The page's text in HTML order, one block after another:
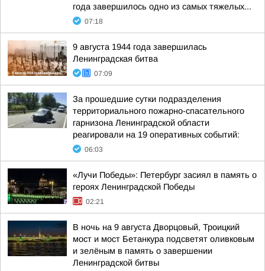
года завершилось одно из самых тяжелых...
07:18
9 августа 1944 года завершилась
Ленинградская битва
07:09
За прошедшие сутки подразделения
территориального пожарно-спасательного
гарнизона Ленинградской области
реагировали на 19 оперативных событий:
06:03
«Лучи Победы»: Петербург засиял в память о
героях Ленинградской Победы
02:21
В ночь на 9 августа Дворцовый, Троицкий
мост и мост Бетанкура подсветят оливковым
и зелёным в память о завершении
Ленинградской битвы